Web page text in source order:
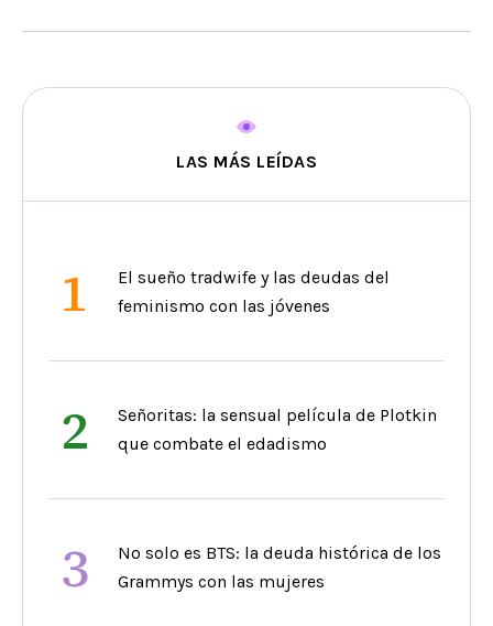
LAS MÁS LEÍDAS
1
El sueño tradwife y las deudas del
feminismo con las jóvenes
2
Señoritas: la sensual película de Plotkin
que combate el edadismo
3
No solo es BTS: la deuda histórica de los
Grammys con las mujeres